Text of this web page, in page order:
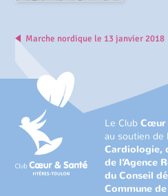
Marche nordique le 13 janvier 2018
Le ClubCœur
au soutien de
Cardiologie,
de l’Agence
du Conseil
Commune